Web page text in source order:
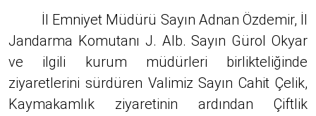
İl Emniyet Müdürü Sayın Adnan Özdemir, İl
Jandarma Komutanı J. Alb. Sayın Gürol Okyar
ve ilgili kurum müdürleri birlikteliğinde
ziyaretlerini sürdüren Valimiz Sayın Cahit Çelik,
Kaymakamlık ziyaretinin ardından Çiftlik